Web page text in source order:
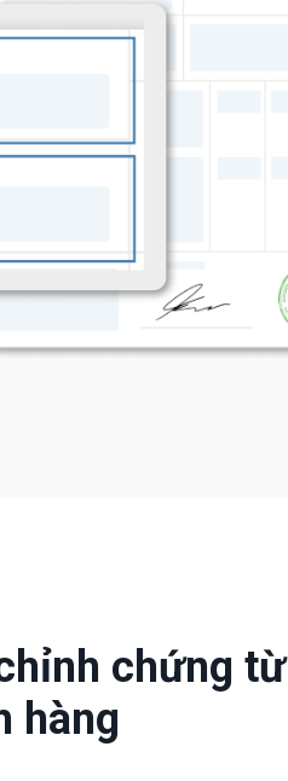
chứng từ
hàng